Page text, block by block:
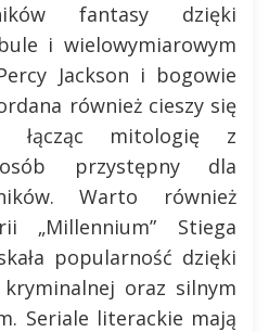
fantasy dzięki
i wielowymiarowym
Jackson i bogowie
również cieszy się
łącząc mitologię z
przystępny dla
Warto również
„Millennium” Stiega
popularność dzięki
oraz silnym
Seriale literackie mają